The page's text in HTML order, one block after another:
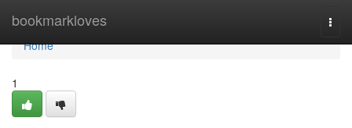
bookmarkloves
Home
Home
1